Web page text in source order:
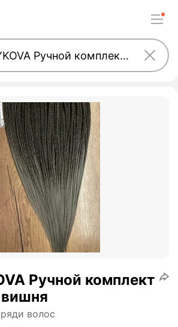
Ручной комплект
вишня
волос